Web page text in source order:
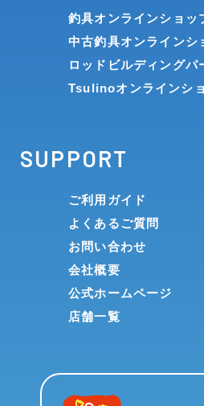
釣具オンラインショッ
中古釣具オンラインシ
ロッドビルディングパ
Tsulinoオンラインシ
SUPPORT
ご利用ガイド
よくあるご質問
お問い合わせ
会社概要
公式ホームページ
店舗一覧